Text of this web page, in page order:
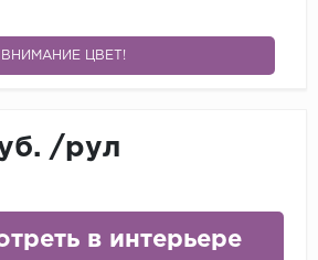
ВНИМАНИЕ ЦВЕТ!
/рул
в интерьере